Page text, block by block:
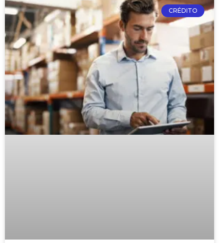
CRÉDITO